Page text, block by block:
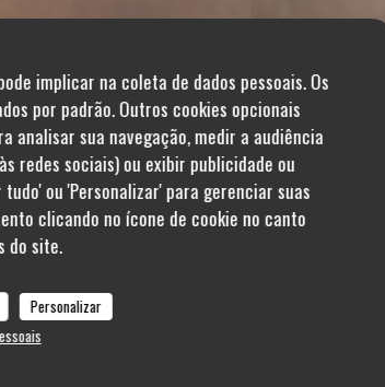
implicar na coleta de dados pessoais. Os
por padrão. Outros cookies opcionais
analisar sua navegação, medir a audiência
redes sociais) ou exibir publicidade ou
ou 'Personalizar' para gerenciar suas
clicando no ícone de cookie no canto
do site.
Personalizar
Les tee-shirts